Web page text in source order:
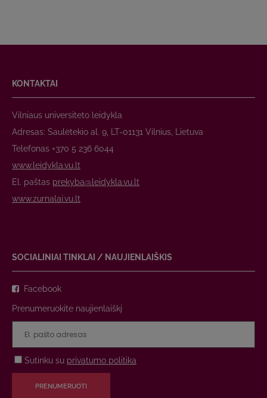
KONTAKTAI
Vilniaus universiteto leidykla
Adresas: Saulėtekio al. 9, LT-01131 Vilnius, Lietuva
Telefonas +370 5 236 6044
www.leidykla.vu.lt
El. paštas prekyba@leidykla.vu.lt
www.zurnalai.vu.lt
SOCIALINIAI TINKLAI / NAUJIENLAIŠKIS
Facebook
Prenumeruokite naujienlaiškį
Sutinku su privatumo politika
PRENUMERUOTI